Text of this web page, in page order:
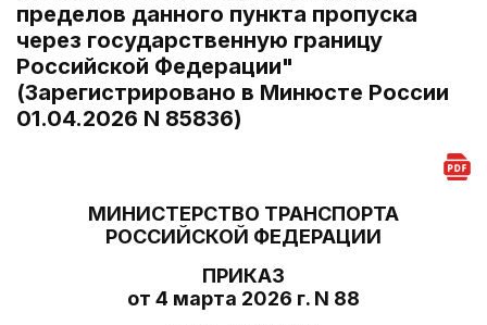
пределов данного пункта пропуска
через государственную границу
Российской Федерации"
(Зарегистрировано в Минюсте России
01.04.2026 N 85836)
МИНИСТЕРСТВО ТРАНСПОРТА
РОССИЙСКОЙ ФЕДЕРАЦИИ
ПРИКАЗ
от 4 марта 2026 г. N 88